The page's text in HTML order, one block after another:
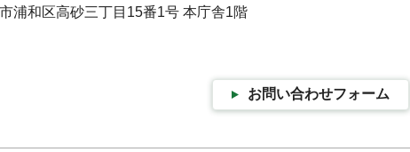
浦和区高砂三丁目15番1号 本庁舎1階
お問い合わせフォーム